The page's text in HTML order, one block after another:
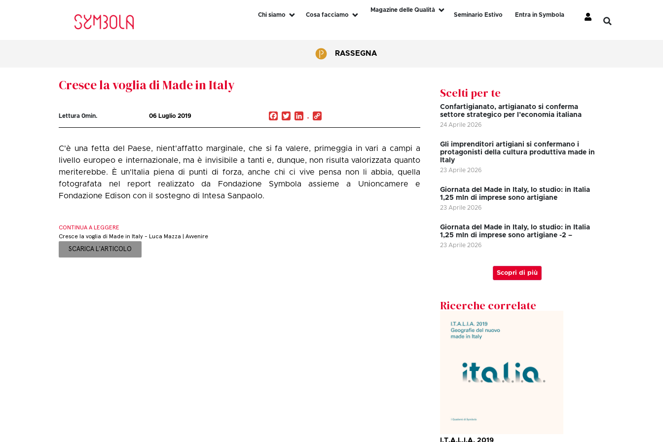
Chi siamo Cosa facciamo
Magazine delle Qualità
Seminario Estivo
Entra in Symbola
RASSEGNA
Cresce la voglia di Made in Italy
Lettura0min. 06 Luglio 2019 Facebook
TwitterLinkedIn
C'è una fetta del Paese, nient'affatto marginale, che si fa valere, primeggia in vari a campi a
livello europeo e internazionale, ma è invisibile a tanti e, dunque, non risulta valorizzata quanto
meriterebbe. È un'Italia piena di punti di forza, anche chi ci vive pensa non li abbia, quella
fotografata nel report realizzato da Fondazione Symbola assieme a Unioncamere e
Fondazione Edison con il sostegno di Intesa Sanpaolo.
CONTINUA A LEGGERE
Cresce la voglia di Made in Italy - Luca Mazza | Avvenire
SCARICA L'ARTICOLO
Scelti per te
Confartigianato, artigianato si conferma
settore strategico per l’economia italiana
24 Aprile 2026
Gli imprenditori artigiani si confermano i
protagonisti della cultura produttiva made in
Italy
23 Aprile 2026
Giornata del Made in Italy, lo studio: in Italia
1,25 mln di imprese sono artigiane
23 Aprile 2026
Giornata del Made in Italy, lo studio: in Italia
1,25 mln di imprese sono artigiane -2 –
23 Aprile 2026
Scopri di più
Ricerche correlate
I.T.A.L.I.A. 2019